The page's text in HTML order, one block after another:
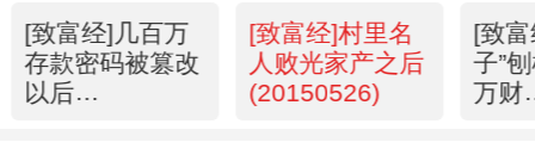
[致富经]几百万
存款密码被篡改
以后
[致富经]村里名
人败光家产之后
(20150526)
[致富
子”
万财